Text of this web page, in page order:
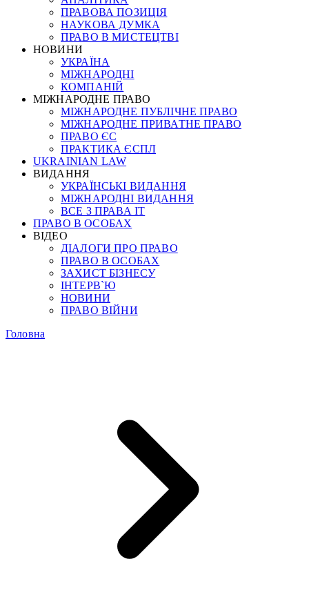
ПРАВОВА ПОЗИЦІЯ
НАУКОВА ДУМКА
ПРАВО В МИСТЕЦТВІ
НОВИНИ
УКРАЇНА
МІЖНАРОДНІ
КОМПАНІЙ
МІЖНАРОДНЕ ПРАВО
МІЖНАРОДНЕ ПУБЛІЧНЕ ПРАВО
МІЖНАРОДНЕ ПРИВАТНЕ ПРАВО
ПРАВО ЄС
ПРАКТИКА ЄСПЛ
UKRAINIAN LAW
ВИДАННЯ
УКРАЇНСЬКІ ВИДАННЯ
МІЖНАРОДНІ ВИДАННЯ
ВСЕ З ПРАВА ІТ
ПРАВО В ОСОБАХ
ВІДЕО
ДІАЛОГИ ПРО ПРАВО
ПРАВО В ОСОБАХ
ЗАХИСТ БІЗНЕСУ
ІНТЕРВ`Ю
НОВИНИ
ПРАВО ВІЙНИ
Головна